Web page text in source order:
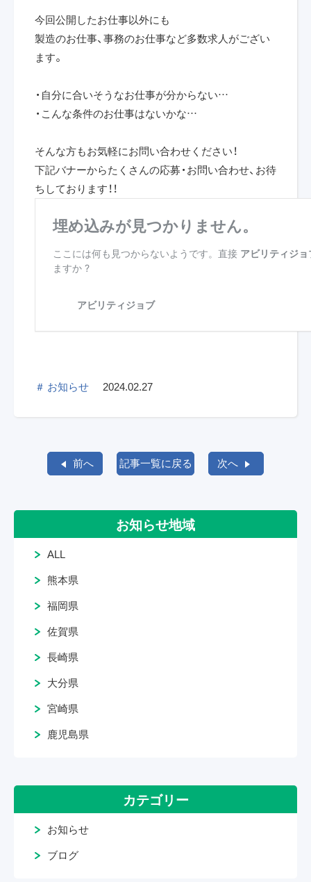
今回公開したお仕事以外にも
製造のお仕事、事務のお仕事など多数求人がござい
ます。
・自分に合いそうなお仕事が分からない…
・こんな条件のお仕事はないかな…
そんな方もお気軽にお問い合わせください！
下記バナーからたくさんの応募・お問い合わせ、お待
ちしております！！
＃ お知らせ 2024.02.27
前へ 記事一覧に戻る 次へ
お知らせ地域
ALL
熊本県
福岡県
佐賀県
長崎県
大分県
宮崎県
鹿児島県
カテゴリー
お知らせ
ブログ